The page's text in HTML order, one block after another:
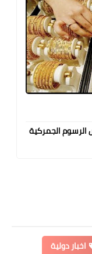
الرسوم الجمركية
اخبار دولية